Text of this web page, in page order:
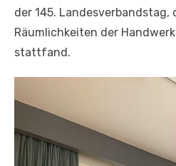
der 145. Landesverbandstag,
Räumlichkeiten der
stattfand.